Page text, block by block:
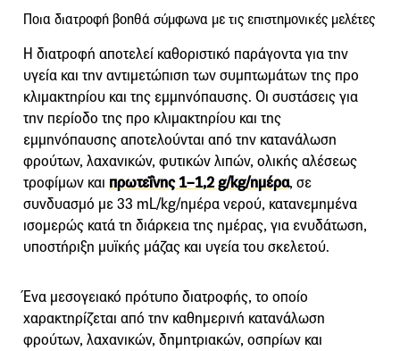
Ποια διατροφή βοηθά σύμφωνα με τις επιστημονικές μελέτες
Η διατροφή αποτελεί καθοριστικό παράγοντα για την
υγεία και την αντιμετώπιση των συμπτωμάτων της προ
κλιμακτηρίου και της εμμηνόπαυσης. Οι συστάσεις για
την περίοδο της προ κλιμακτηρίου και της
εμμηνόπαυσης αποτελούνται από την κατανάλωση
φρούτων, λαχανικών, φυτικών λιπών, ολικής αλέσεως
τροφίμων και πρωτεΐνης 1–1,2 g/kg/ημέρα, σε
συνδυασμό με 33 mL/kg/ημέρα νερού, κατανεμημένα
ισομερώς κατά τη διάρκεια της ημέρας, για ενυδάτωση,
υποστήριξη μυϊκής μάζας και υγεία του σκελετού.
Ένα μεσογειακό πρότυπο διατροφής, το οποίο
χαρακτηρίζεται από την καθημερινή κατανάλωση
φρούτων, λαχανικών, δημητριακών, οσπρίων και